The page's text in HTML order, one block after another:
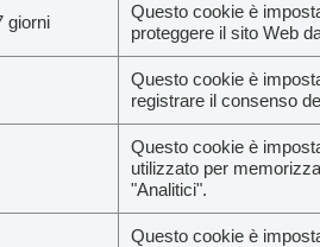
giorni
Questo cookie è
proteggere il sito Web
Questo cookie è
registrare il consenso
Questo cookie è
utilizzato per
"Analitici".
Questo cookie è